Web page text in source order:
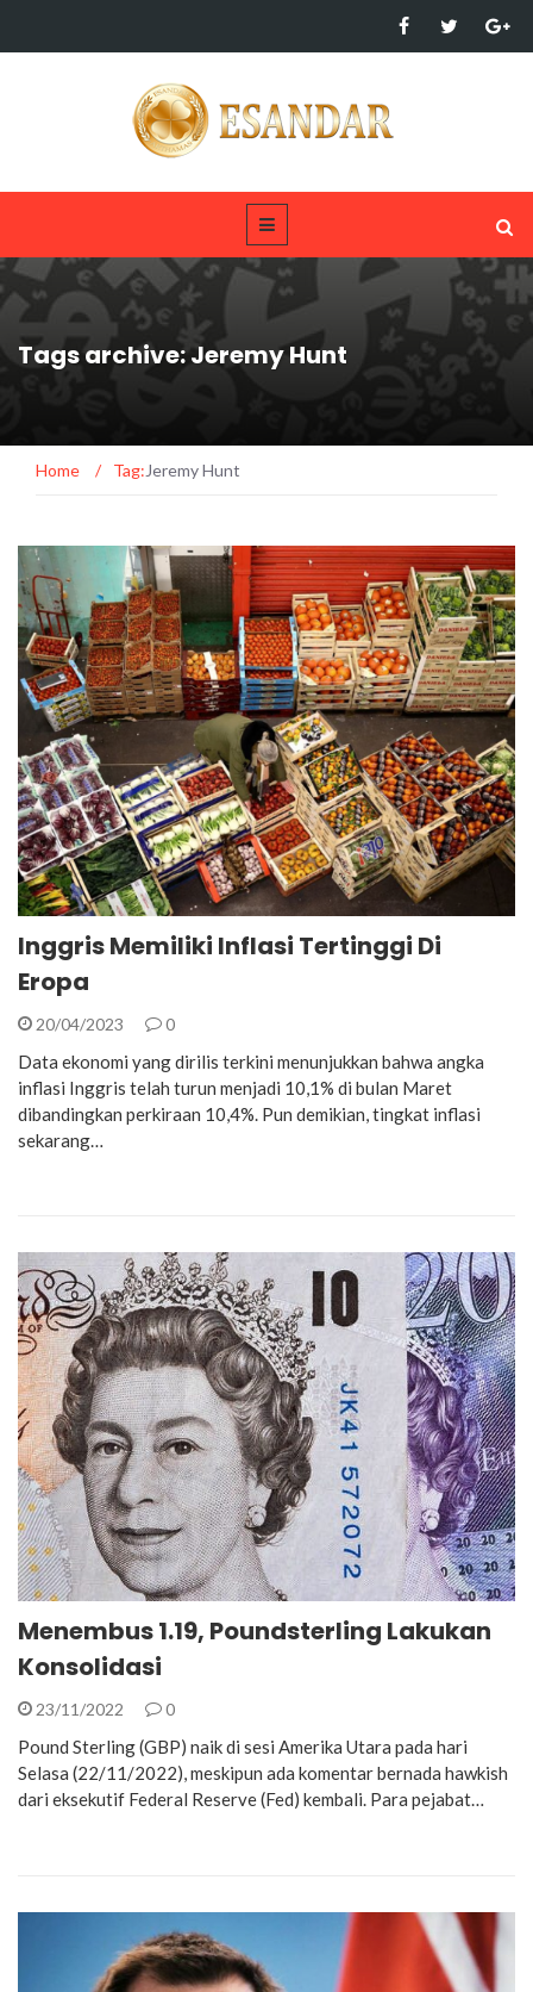
Tags archive: Jeremy Hunt
Home / Tag: Jeremy Hunt
Inggris Memiliki Inflasi Tertinggi Di
Eropa
20/04/2023 0
Data ekonomi yang dirilis terkini menunjukkan bahwa angka
inflasi Inggris telah turun menjadi 10,1% di bulan Maret
dibandingkan perkiraan 10,4%. Pun demikian, tingkat inflasi
sekarang…
Menembus 1.19, Poundsterling Lakukan
Konsolidasi
23/11/2022 0
Pound Sterling (GBP) naik di sesi Amerika Utara pada hari
Selasa (22/11/2022), meskipun ada komentar bernada hawkish
dari eksekutif Federal Reserve (Fed) kembali. Para pejabat…